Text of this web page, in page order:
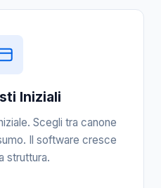
Iniziali
Scegli tra canone
Il software cresce
struttura.